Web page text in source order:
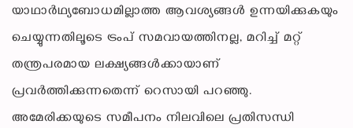
യാഥാർഥ്യബോധമില്ലാത്ത ആവശ്യങ്ങൾ ഉന്നയിക്കുകയും
ചെയ്യുന്നതിലൂടെ ട്രംപ് സമവായത്തിനല്ല, മറിച്ച് മറ്റ്
തന്ത്രപരമായ ലക്ഷ്യങ്ങൾക്കായാണ്
പ്രവർത്തിക്കുന്നതെന്ന് റെസായി പറഞ്ഞു.
അമേരിക്കയുടെ സമീപനം നിലവിലെ പ്രതിസന്ധി